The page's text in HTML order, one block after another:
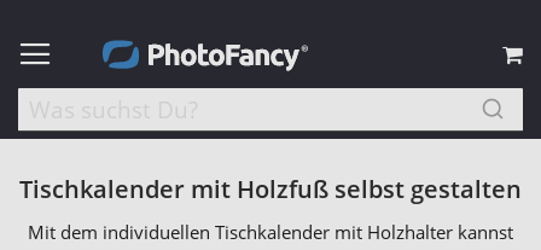
Tischkalender mit Holzfuß selbst gestalten
Mit dem individuellen Tischkalender mit Holzhalter kannst